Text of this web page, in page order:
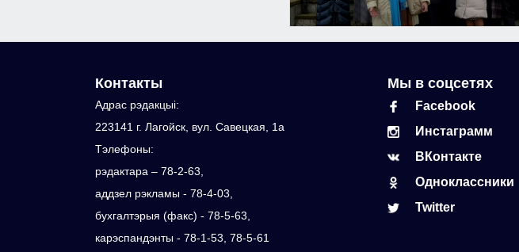
Контакты
Адрас рэдакцыi:
223141 г. Лагойск, вул. Савецкая, 1а
Тэлефоны:
рэдактара – 78-2-63,
аддзел рэкламы - 78-4-03,
бухгалтэрыя (факс) - 78-5-63,
карэспандэнты - 78-1-53, 78-5-61
Мы в соцсетях
Facebook
Инстаграмм
ВКонтакте
Одноклассники
Twitter